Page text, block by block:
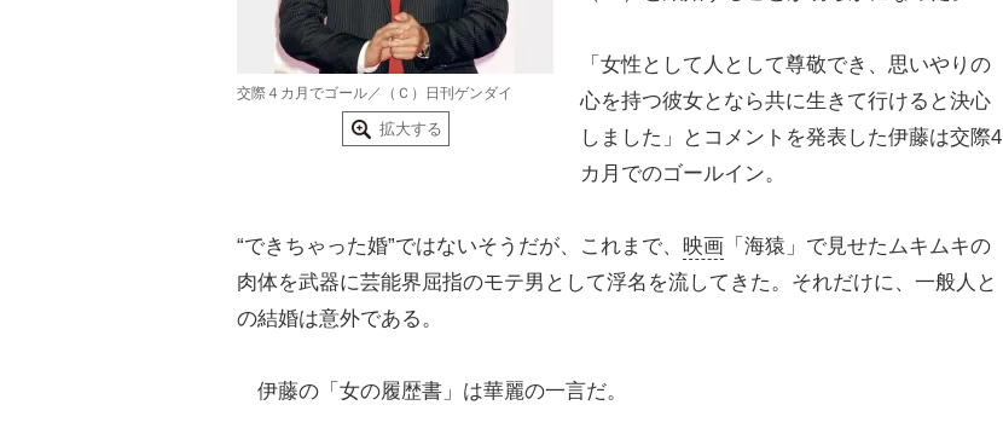
交際４カ月でゴール／（Ｃ）日刊ゲンダイ
拡大する
「女性として人として尊敬でき、思いやりの
心を持つ彼女となら共に生きて行けると決心
しました」とコメントを発表した伊藤は交際4
カ月でのゴールイン。
“できちゃった婚”ではないそうだが、これまで、 映画 「海猿」で見せたムキムキの
肉体を武器に芸能界屈指のモテ男として浮名を流してきた。それだけに、一般人と
の結婚は意外である。
伊藤の「女の履歴書」は華麗の一言だ。